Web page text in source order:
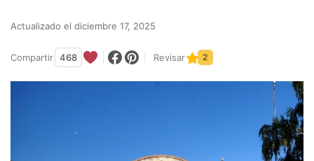
Actualizado el diciembre 17, 2025
Compartir 468 Revisar 2